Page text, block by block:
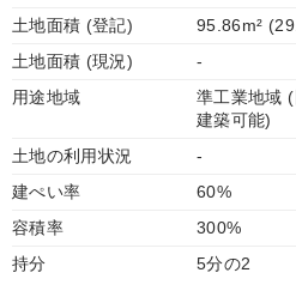
土地面積 (登記)
95.86m²
土地面積 (現況)
-
用途地域
準工業地域
建築可能)
土地の利用状況
-
建ぺい率
60%
容積率
300%
持分
5分の2